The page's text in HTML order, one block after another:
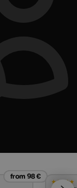
from 98 €